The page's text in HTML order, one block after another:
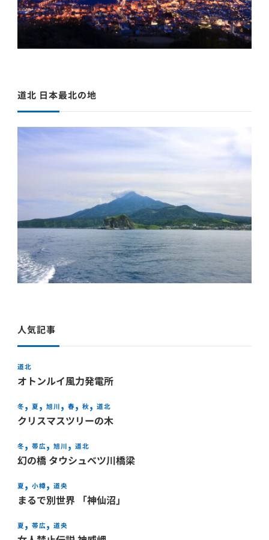
道北 日本最北の地
人気記事
道北
オトンルイ風力発電所
冬 夏 旭川 春 秋 道北
クリスマスツリーの木
冬 帯広 旭川 道北
幻の橋 タウシュベツ川橋梁
夏 小樽 道央
まるで別世界 「神仙沼」
夏 帯広 道央